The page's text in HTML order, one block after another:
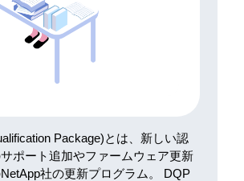
Package)とは、新しい認
ポート追加やファームウェア更新
社の更新プログラム。 DQP